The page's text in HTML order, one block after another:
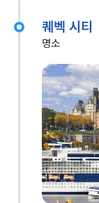
퀘벡 시티
명소